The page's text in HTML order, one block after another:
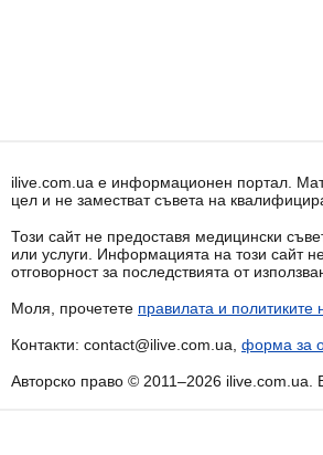
ilive.com.ua е информационен портал.
цел и не заместват съвета на
Този сайт не предоставя медицински
или услуги. Информацията на този сайт
отговорност за последствията от
Моля, прочетете правилата и политиките
Контакти: contact@ilive.com.ua, форма за
Авторско право © 2011–2026 ilive.com.ua.